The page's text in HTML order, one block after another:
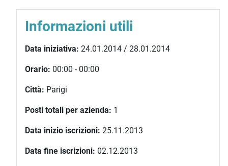
Informazioni utili
Data iniziativa: 24.01.2014 / 28.01.2014
Orario: 00:00 - 00:00
Città: Parigi
Posti totali per azienda: 1
Data inizio iscrizioni: 25.11.2013
Data fine iscrizioni: 02.12.2013